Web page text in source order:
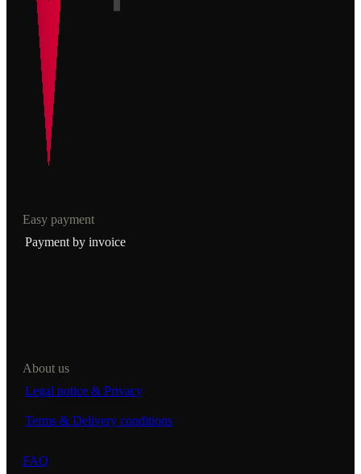
Easy payment
Payment by invoice
About us
Legal notice & Privacy
Terms & Delivery conditions
FAQ